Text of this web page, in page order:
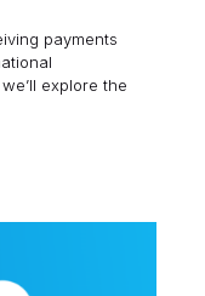
payments
explore the